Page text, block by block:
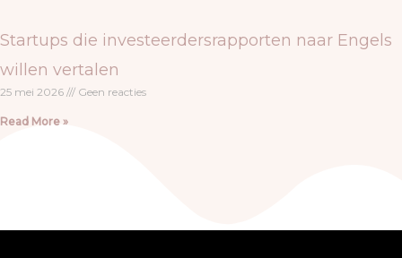
Startups die investeerdersrapporten naar Engels
willen vertalen
25 mei 2026 Geen reacties
Read More »